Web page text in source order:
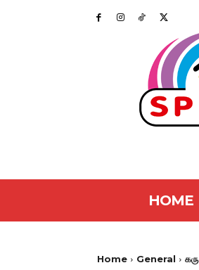
HOME
Home General